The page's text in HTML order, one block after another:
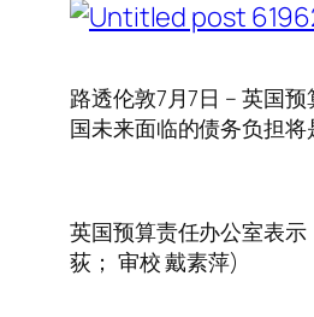
路透伦敦7月7日 – 英国
国未来面临的债务负担将
英国预算责任办公室表
荻； 审校 戴素萍)